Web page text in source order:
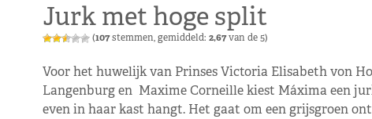
Jurk met hoge split
(107stemmen, gemiddeld: 2,67van de 5)
Voor het huwelijk van Prinses Victoria Elisabeth von
Langenburg en Maxime Corneille kiest Máxima een
even in haar kast hangt. Het gaat om een grijsgroen